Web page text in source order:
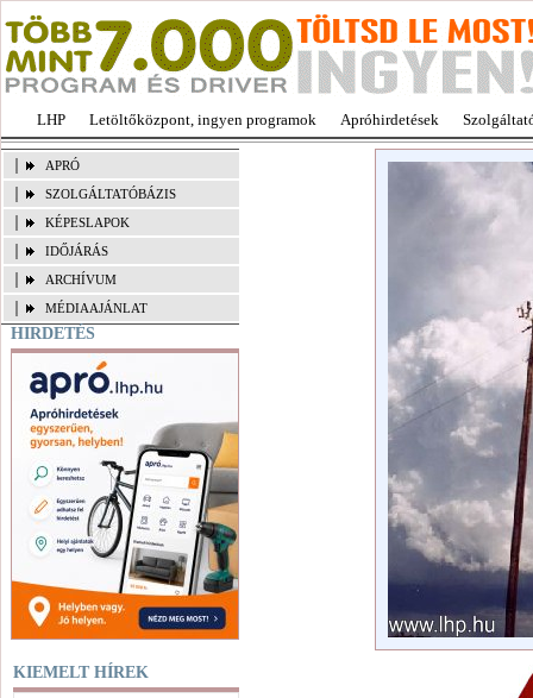
LHP Letöltőközpont, ingyen programok Apróhirdetések
APRÓ
SZOLGÁLTATÓBÁZIS
KÉPESLAPOK
IDŐJÁRÁS
ARCHÍVUM
MÉDIAAJÁNLAT
HIRDETÉS
KIEMELT HÍREK